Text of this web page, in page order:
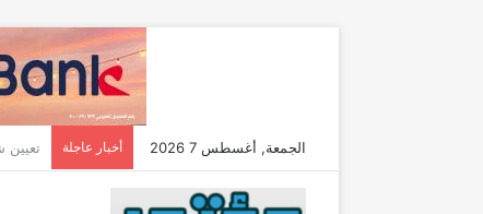
الجمعة, أغسطس 7 2026 أخبار عاجلة